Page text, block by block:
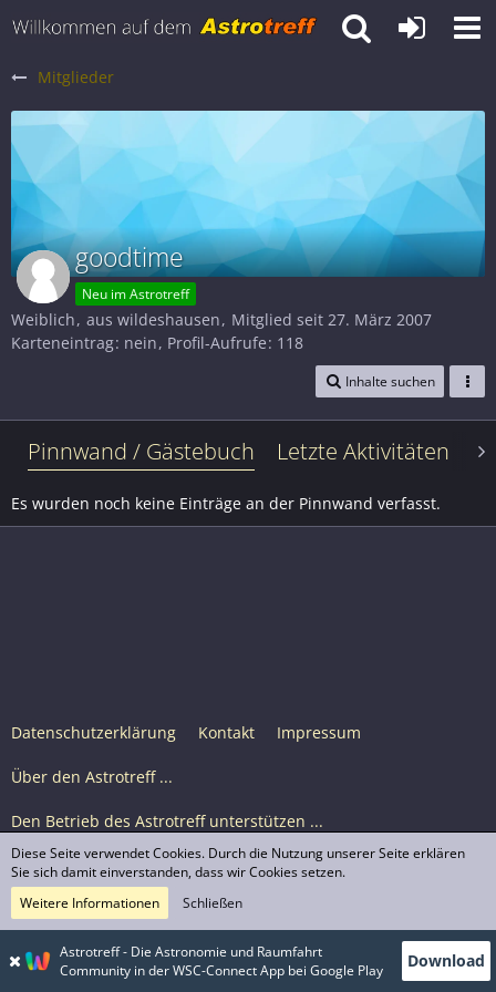
Mitglieder
goodtime
Neu im Astrotreff
Weiblich aus wildeshausen
Mitglied seit 27. März 2007
Karteneintrag nein Profil-Aufrufe 118
Inhalte suchen
Pinnwand / Gästebuch Letzte Aktivitäten
Es wurden noch keine Einträge an der Pinnwand verfasst.
Datenschutzerklärung Kontakt Impressum
Über den Astrotreff ...
Den Betrieb des Astrotreff unterstützen ...
Nutzungsbedingungen
© Astrotreff 2001-2026, lizenziert unter CC BY-SA,
sofern für einzelne Inhalte nicht anders angegeben
Astrotreff - Die Astronomie und Raumfahrt
Community in der WSC-Connect App bei Google Play
Download
Diese Seite verwendet Cookies. Durch die Nutzung unserer Seite erklären
Sie sich damit einverstanden, dass wir Cookies setzen.
Weitere Informationen
Schließen